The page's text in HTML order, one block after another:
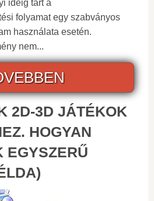
ideig tart a
folyamat egy szabványos
használata esetén.
nem...
2D-3D JÁTÉKOK
HOGYAN
EGYSZERŰ